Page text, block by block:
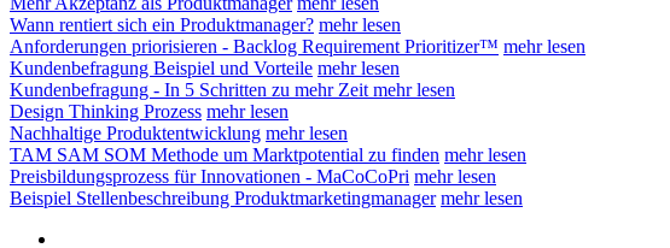
Wann rentiert sich ein Produktmanager? mehr lesen
Anforderungen priorisieren - Backlog Requirement Prioritizer™ mehr lesen
Kundenbefragung Beispiel und Vorteile mehr lesen
Kundenbefragung - In 5 Schritten zu mehr Zeit mehr lesen
Design Thinking Prozess mehr lesen
Nachhaltige Produktentwicklung mehr lesen
TAM SAM SOM Methode um Marktpotential zu finden mehr lesen
Preisbildungsprozess für Innovationen - MaCoCoPri mehr lesen
Beispiel Stellenbeschreibung Produktmarketingmanager mehr lesen